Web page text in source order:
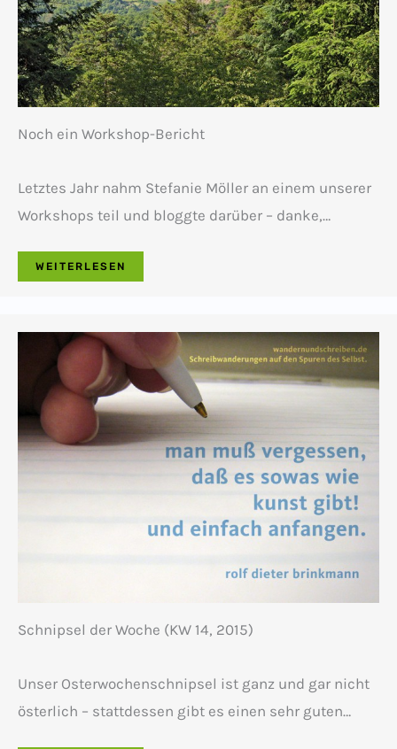
Noch ein Workshop-Bericht
Letztes Jahr nahm Stefanie Möller an einem unserer
Workshops teil und bloggte darüber – danke,…
WEITERLESEN
Schnipsel der Woche (KW 14, 2015)
Unser Osterwochenschnipsel ist ganz und gar nicht
österlich – stattdessen gibt es einen sehr guten…